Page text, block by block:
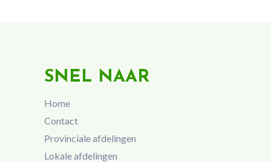
SNEL NAAR
Home
Contact
Provinciale afdelingen
Lokale afdelingen